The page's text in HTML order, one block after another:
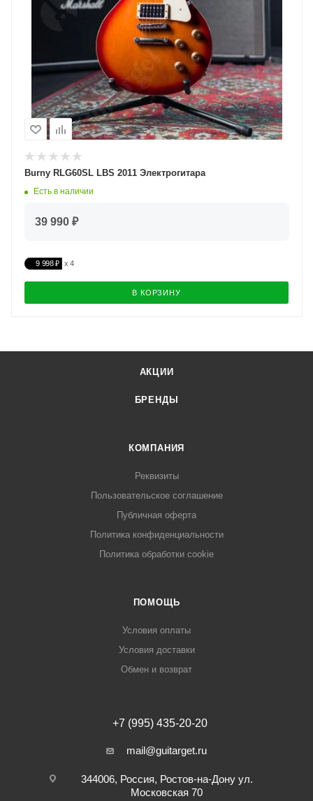
Burny RLG60SL LBS 2011 Электрогитара
Есть в наличии
39 990 ₽
9 998 ₽
В КОРЗИНУ
АКЦИИ
БРЕНДЫ
КОМПАНИЯ
Реквизиты
Пользовательское соглашение
Публичная оферта
Политика конфиденциальности
Политика обработки cookie
ПОМОЩЬ
Условия оплаты
Условия доставки
Обмен и возврат
+7 (995) 435-20-20
mail@guitarget.ru
344006, Россия, Ростов-на-Дону ул.
Московская 70